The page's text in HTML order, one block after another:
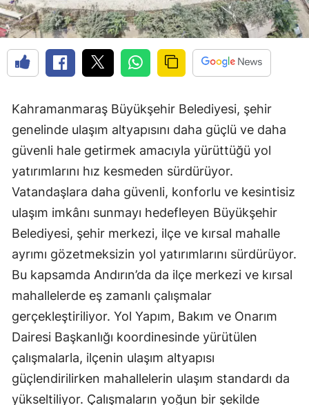
Kahramanmaraş Büyükşehir Belediyesi, şehir
genelinde ulaşım altyapısını daha güçlü ve daha
güvenli hale getirmek amacıyla yürüttüğü yol
yatırımlarını hız kesmeden sürdürüyor.
Vatandaşlara daha güvenli, konforlu ve kesintisiz
ulaşım imkânı sunmayı hedefleyen Büyükşehir
Belediyesi, şehir merkezi, ilçe ve kırsal mahalle
ayrımı gözetmeksizin yol yatırımlarını sürdürüyor.
Bu kapsamda Andırın’da da ilçe merkezi ve kırsal
mahallelerde eş zamanlı çalışmalar
gerçekleştiriliyor. Yol Yapım, Bakım ve Onarım
Dairesi Başkanlığı koordinesinde yürütülen
çalışmalarla, ilçenin ulaşım altyapısı
güçlendirilirken mahallelerin ulaşım standardı da
yükseltiliyor. Çalışmaların yoğun bir şekilde